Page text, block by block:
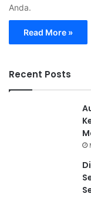
Anda.
Read More »
Recent Posts